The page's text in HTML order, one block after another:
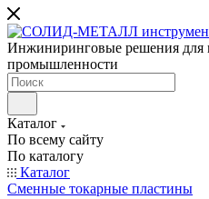
Инжиниринговые решения для
промышленности
Каталог
По всему сайту
По каталогу
Каталог
Сменные токарные пластины